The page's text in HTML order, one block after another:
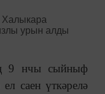
9 нчы сыйныф
саен үткәрелә